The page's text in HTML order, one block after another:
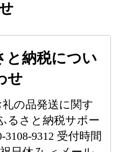
納税につい
せ
礼の品発送に関す
るさと納税サポー
3108-9312 受付時間